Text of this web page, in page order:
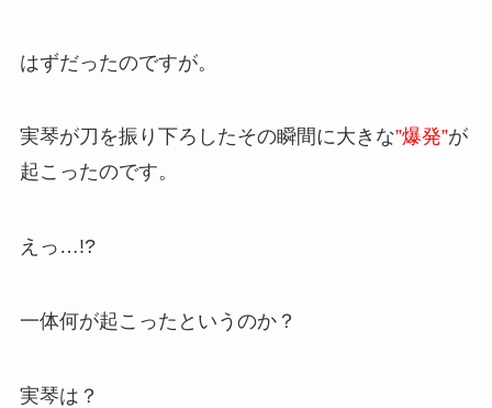
はずだったのですが。
実琴が刀を振り下ろしたその瞬間に大きな”爆発”が
起こったのです。
えっ…!?
一体何が起こったというのか？
実琴は？